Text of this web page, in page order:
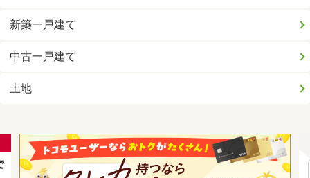
新築一戸建て
中古一戸建て
土地